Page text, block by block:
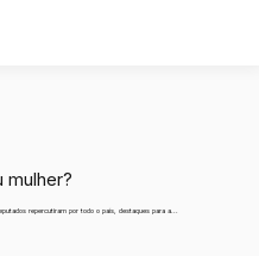
mulher?
repercutiram por todo o país, destaques para a...